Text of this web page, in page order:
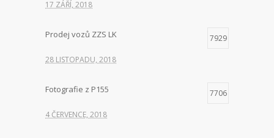
17 ZÁŘÍ, 2018
Prodej vozů ZZS LK 7929
28 LISTOPADU, 2018
Fotografie z P155 7706
4 ČERVENCE, 2018